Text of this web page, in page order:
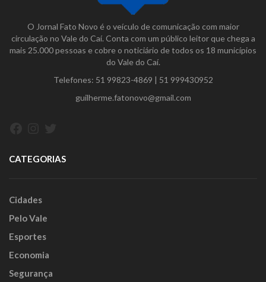
O Jornal Fato Novo é o veículo de comunicação com maior
circulação no Vale do Caí. Conta com um público leitor que chega a
mais 25.000 pessoas e cobre o noticiário de todos os 18 municípios
do Vale do Caí.
Telefones: 51 99823-4869 | 51 999430952
guilherme.fatonovo@gmail.com
CATEGORIAS
Cidades
Pelo Vale
Esportes
Economia
Segurança